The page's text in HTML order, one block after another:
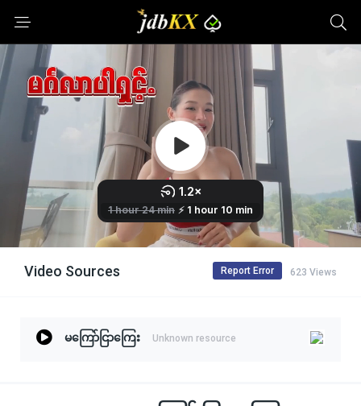
Video Sources 623 Views
Report Error
မကြော်ငြာကြေး Unknown resource